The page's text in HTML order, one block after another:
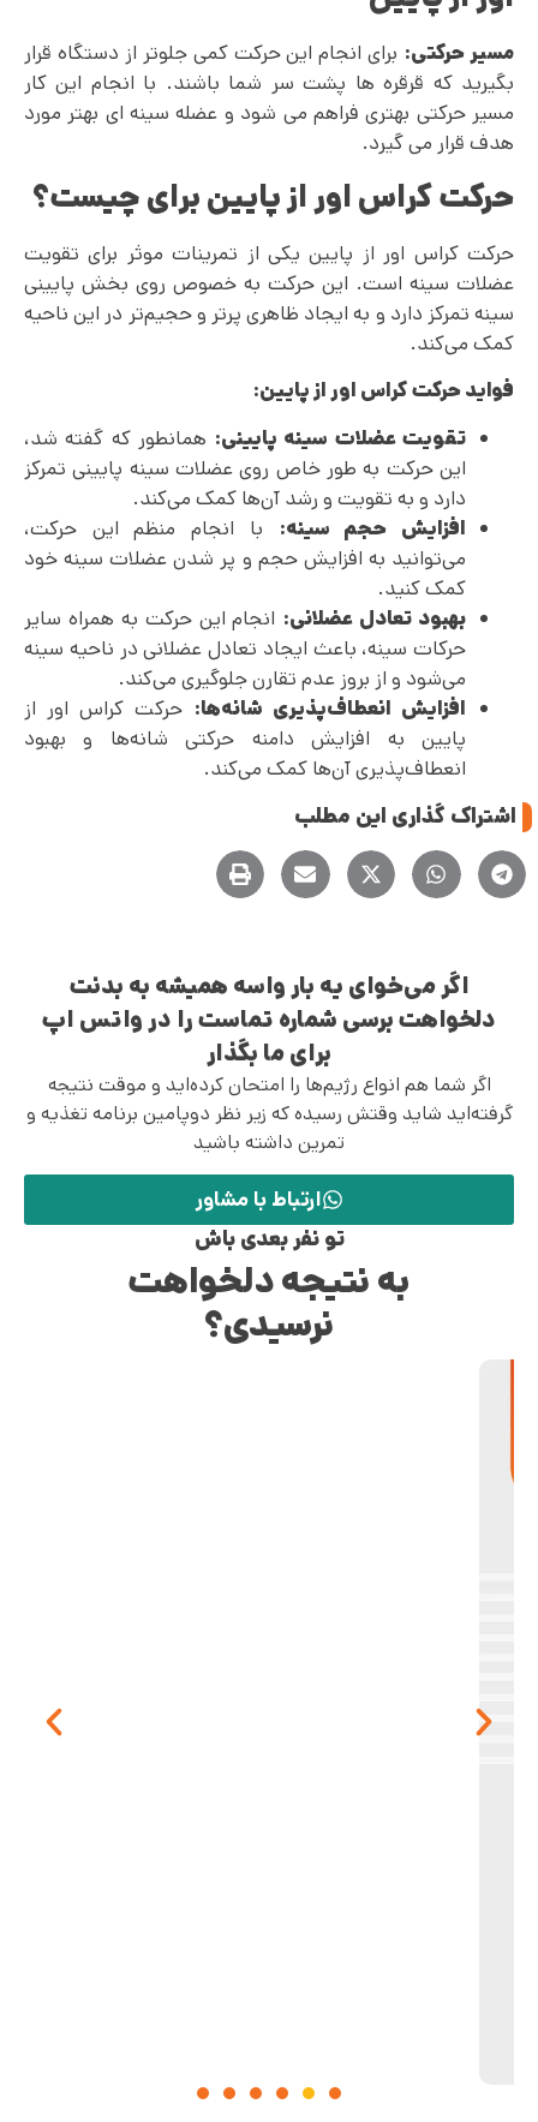
مسیر حرکتی: برای انجام این حرکت کمی جلوتر از دستگاه قرار
بگیرید که قرقره ها پشت سر شما باشند. با انجام این کار
مسیر حرکتی بهتری فراهم می شود و عضله سینه ای بهتر مورد
هدف قرار می گیرد.
حرکت کراس اور از پایین برای چیست؟
حرکت کراس اور از پایین یکی از تمرینات موثر برای تقویت
عضلات سینه است. این حرکت به خصوص روی بخش پایینی
سینه تمرکز دارد و به ایجاد ظاهری پرتر و حجیم‌تر در این ناحیه
کمک می‌کند.
فواید حرکت کراس اور از پایین:
تقویت عضلات سینه پایینی: همانطور که گفته شد،
این حرکت به طور خاص روی عضلات سینه پایینی تمرکز
دارد و به تقویت و رشد آن‌ها کمک می‌کند.
افزایش حجم سینه:
با انجام منظم این حرکت،
می‌توانید به افزایش حجم و پر شدن عضلات سینه خود
کمک کنید.
بهبود تعادل عضلانی: انجام این حرکت به همراه سایر
حرکات سینه، باعث ایجاد تعادل عضلانی در ناحیه سینه
می‌شود و از بروز عدم تقارن جلوگیری می‌کند.
افزایش انعطاف‌پذیری شانه‌ها: حرکت کراس اور از
پایین به افزایش دامنه حرکتی شانه‌ها و بهبود
انعطاف‌پذیری آن‌ها کمک می‌کند.
اشتراک گذاری این مطلب
اگر می‌خوای یه بار واسه همیشه به بدنت
دلخواهت برسی شماره تماست را در واتس اپ
برای ما بگذار
اگر شما هم انواع رژیم‌ها را امتحان کرده‌اید و موقت نتیجه
گرفته‌اید شاید وقتش رسیده که زیر نظر دوپامین برنامه تغذیه و
تمرین داشته باشید
ارتباط با مشاور
تو نفر بعدی باش
به نتیجه دلخواهت
نرسیدی؟